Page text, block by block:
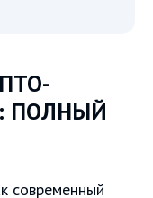
ПОЛНЫЙ
современный